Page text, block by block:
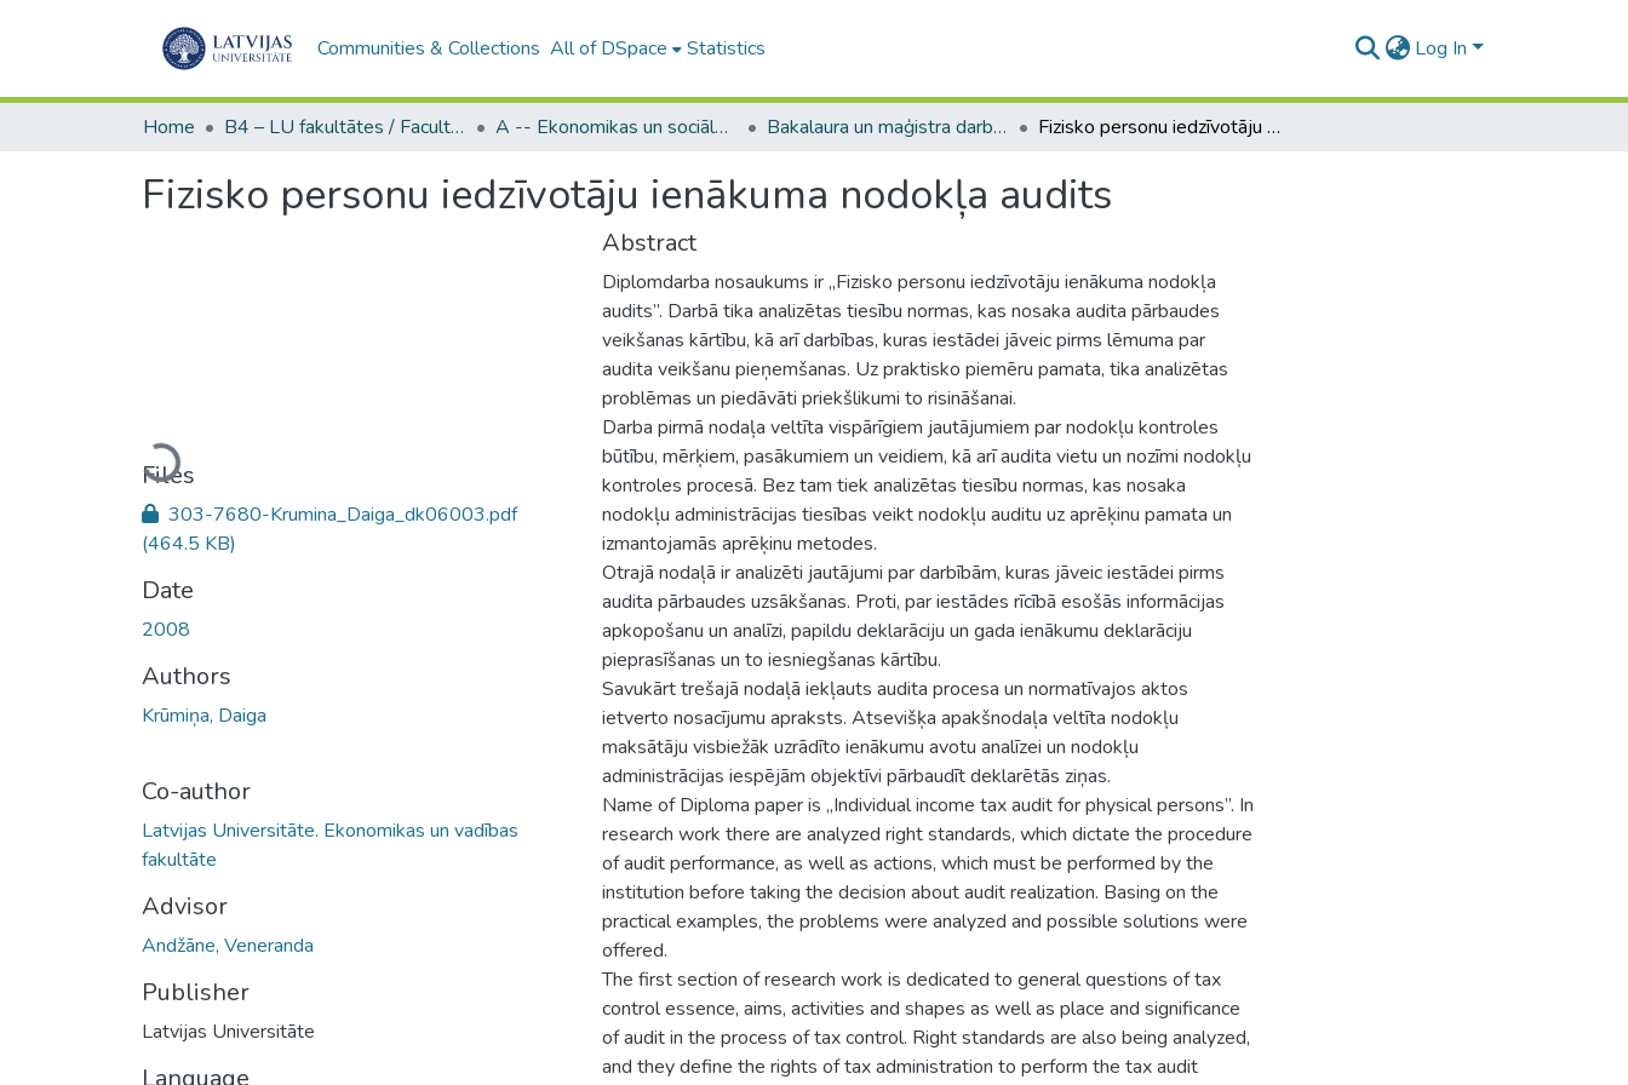
Communities & Collections All of DSpace Statistics Log In
Home B4 – LU fakultātes / Faculties of the UL A -- Ekonomikas un sociālo zinātņu fakultāte / Faculty of Economics and Social Sciences Bakalaura un maģistra darbi (ESZF) / Bachelor's and Master's theses Fizisko personu iedzīvotāju ienākuma nodokļa audits
Fizisko personu iedzīvotāju ienākuma nodokļa audits
Loading...
Files
303-7680-Krumina_Daiga_dk06003.pdf
(464.5 KB)
Date
2008
Authors
Krūmiņa, Daiga
Co-author
Latvijas Universitāte. Ekonomikas un vadības
fakultāte
Advisor
Andžāne, Veneranda
Publisher
Latvijas Universitāte
Language
Abstract
Diplomdarba nosaukums ir „Fizisko personu iedzīvotāju ienākuma nodokļa
audits”. Darbā tika analizētas tiesību normas, kas nosaka audita pārbaudes
veikšanas kārtību, kā arī darbības, kuras iestādei jāveic pirms lēmuma par
audita veikšanu pieņemšanas. Uz praktisko piemēru pamata, tika analizētas
problēmas un piedāvāti priekšlikumi to risināšanai.
Darba pirmā nodaļa veltīta vispārīgiem jautājumiem par nodokļu kontroles
būtību, mērķiem, pasākumiem un veidiem, kā arī audita vietu un nozīmi nodokļu
kontroles procesā. Bez tam tiek analizētas tiesību normas, kas nosaka
nodokļu administrācijas tiesības veikt nodokļu auditu uz aprēķinu pamata un
izmantojamās aprēķinu metodes.
Otrajā nodaļā ir analizēti jautājumi par darbībām, kuras jāveic iestādei pirms
audita pārbaudes uzsākšanas. Proti, par iestādes rīcībā esošās informācijas
apkopošanu un analīzi, papildu deklarāciju un gada ienākumu deklarāciju
pieprasīšanas un to iesniegšanas kārtību.
Savukārt trešajā nodaļā iekļauts audita procesa un normatīvajos aktos
ietverto nosacījumu apraksts. Atsevišķa apakšnodaļa veltīta nodokļu
maksātāju visbiežāk uzrādīto ienākumu avotu analīzei un nodokļu
administrācijas iespējām objektīvi pārbaudīt deklarētās ziņas.
Name of Diploma paper is „Individual income tax audit for physical persons”. In
research work there are analyzed right standards, which dictate the procedure
of audit performance, as well as actions, which must be performed by the
institution before taking the decision about audit realization. Basing on the
practical examples, the problems were analyzed and possible solutions were
offered.
The first section of research work is dedicated to general questions of tax
control essence, aims, activities and shapes as well as place and significance
of audit in the process of tax control. Right standards are also being analyzed,
and they define the rights of tax administration to perform the tax audit